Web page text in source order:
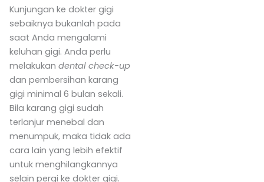
Kunjungan ke dokter gigi
sebaiknya bukanlah pada
saat Anda mengalami
keluhan gigi. Anda perlu
melakukan dental check-up
dan pembersihan karang
gigi minimal 6 bulan sekali.
Bila karang gigi sudah
terlanjur menebal dan
menumpuk, maka tidak ada
cara lain yang lebih efektif
untuk menghilangkannya
selain pergi ke dokter gigi.